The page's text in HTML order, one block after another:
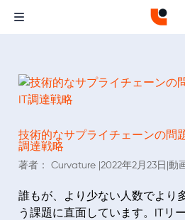
技術的なサプライチェーンの問
調達戦略
著者： Curvature |2022年2月23日|動
誰もが、より少ない人数でより
う課題に直面しています。ITリ